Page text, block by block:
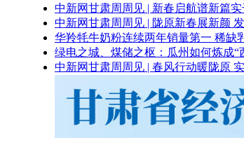
中新网甘肃周周见 | 新春启航谱新篇
中新网甘肃周周见 | 陇原新春展新颜
华羚牦牛奶粉连续两年销量第一 稀缺
绿电之城、煤储之枢：瓜州如何炼成“
中新网甘肃周周见 | 春风行动暖陇原